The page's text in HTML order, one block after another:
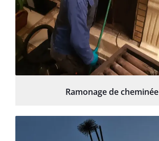
Ramonage de cheminée